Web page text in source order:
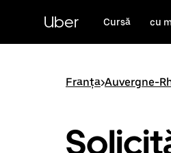
conținutul
principal
Uber Cursă cu
Franța>Auvergne-